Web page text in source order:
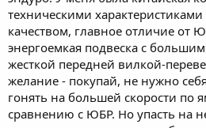
техническими
качеством, главное отличие от
энергоемкая подвеска с
жесткой передней вилкой-
желание - покупай, не нужно
гонять на большей скорости по
сравнению с ЮБР. Но упасть на